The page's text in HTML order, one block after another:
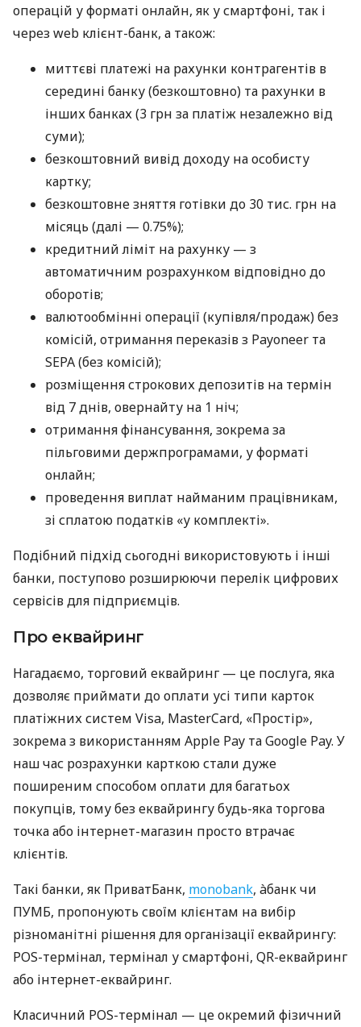
операцій у форматі онлайн, як у смартфоні, так і
через web клієнт-банк, а також:
миттєві платежі на рахунки контрагентів в
середині банку (безкоштовно) та рахунки в
інших банках (3 грн за платіж незалежно від
суми);
безкоштовний вивід доходу на особисту
картку;
безкоштовне зняття готівки до 30 тис. грн на
місяць (далі — 0.75%);
кредитний ліміт на рахунку — з
автоматичним розрахунком відповідно до
оборотів;
валютообмінні операції (купівля/продаж) без
комісій, отримання переказів з Payoneer та
SEPA (без комісій);
розміщення строкових депозитів на термін
від 7 днів, овернайту на 1 ніч;
отримання фінансування, зокрема за
пільговими держпрограмами, у форматі
онлайн;
проведення виплат найманим працівникам,
зі сплатою податків «у комплекті».
Подібний підхід сьогодні використовують і інші
банки, поступово розширюючи перелік цифрових
сервісів для підприємців.
Про еквайринг
Нагадаємо, торговий еквайринг — це послуга, яка
дозволяє приймати до оплати усі типи карток
платіжних систем Visa, MasterCard, «Простір»,
зокрема з використанням Apple Pay та Google Pay. У
наш час розрахунки карткою стали дуже
поширеним способом оплати для багатьох
покупців, тому без еквайрингу будь-яка торгова
точка або інтернет-магазин просто втрачає
клієнтів.
Такі банки, як ПриватБанк, monobank, àбанк чи
ПУМБ, пропонують своїм клієнтам на вибір
різноманітні рішення для організації еквайрингу:
POS-термінал, термінал у смартфоні, QR-еквайринг
або інтернет-еквайринг.
Класичний POS-термінал — це окремий фізичний